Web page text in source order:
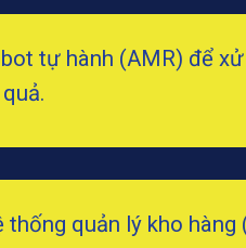
tự hành (AMR) để
thống quản lý kho